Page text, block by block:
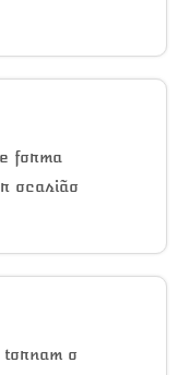
forma
ocasião
o